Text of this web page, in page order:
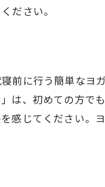
ださい。
前に行う簡単なヨ
は、初めての方で
感じてください。